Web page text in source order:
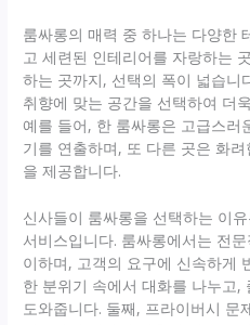
룸싸롱의 매력 중 하나는 다양한
고 세련된 인테리어를 자랑하는
하는 곳까지, 선택의 폭이 넓습니
취향에 맞는 공간을 선택하여 더
예를 들어, 한 룸싸롱은 고급스러
기를 연출하며, 또 다른 곳은 화
을 제공합니다.
신사들이 룸싸롱을 선택하는 이
서비스입니다. 룸싸롱에서는 전
이하며, 고객의 요구에 신속하게
한 분위기 속에서 대화를 나누고,
도와줍니다. 둘째, 프라이버시 문